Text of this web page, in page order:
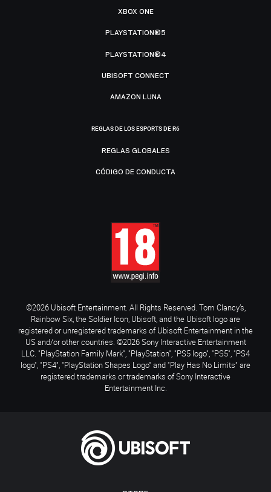
XBOX ONE
PLAYSTATION®5
PLAYSTATION®4
UBISOFT CONNECT
AMAZON LUNA
REGLAS DE LOS ESPORTS DE R6
REGLAS GLOBALES
CÓDIGO DE CONDUCTA
©2026 Ubisoft Entertainment. All Rights Reserved. Tom Clancy’s,
Rainbow Six, the Soldier Icon, Ubisoft, and the Ubisoft logo are
registered or unregistered trademarks of Ubisoft Entertainment in the
US and/or other countries. ©2026 Sony Interactive Entertainment
LLC. "PlayStation Family Mark", "PlayStation", "PS5 logo", "PS5", "PS4
logo", "PS4", "PlayStation Shapes Logo" and "Play Has No Limits" are
registered trademarks or trademarks of Sony Interactive
Entertainment Inc.